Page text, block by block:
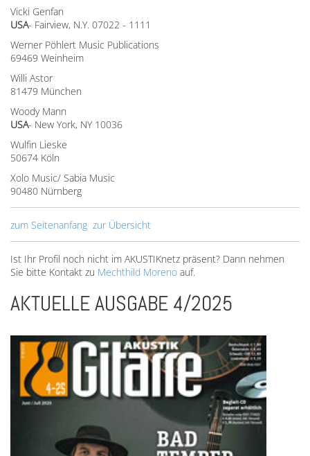
Vicki Genfan
USA- Fairview, N.Y. 07022 - 1111
Werner Pöhlert Music Publications
69469 Weinheim
Willi Astor
81479 München
Woody Mann
USA- New York, NY 10036
Wulfin Lieske
50674 Köln
Xolo Music/ Sabia Music
90480 Nürnberg
zum Seitenanfang zur Übersicht
Ist Ihr Profil noch nicht im AKUSTIKnetz präsent? Dann nehmen
Sie bitte Kontakt zu Mechthild Moreno auf.
AKTUELLE AUSGABE 4/2025